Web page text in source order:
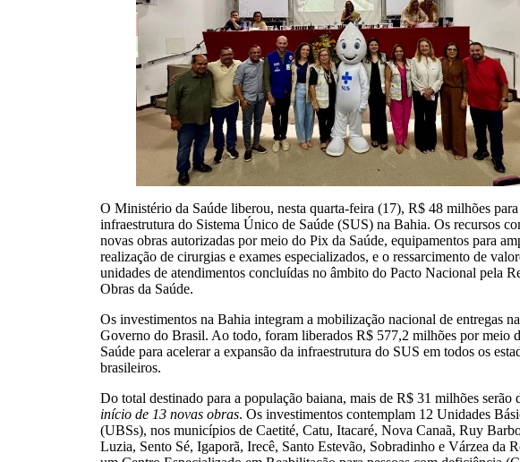
O Ministério da Saúde liberou, nesta quarta-feira (17), R$ 48 milhões
infraestrutura do Sistema Único de Saúde (SUS) na Bahia. Os recursos
novas obras autorizadas por meio do Pix da Saúde, equipamentos para
realização de cirurgias e exames especializados, e o ressarcimento de
unidades de atendimentos concluídas no âmbito do Pacto Nacional pela
Obras da Saúde.
Os investimentos na Bahia integram a mobilização nacional de entregas
Governo do Brasil. Ao todo, foram liberados R$ 577,2 milhões por meio
Saúde para acelerar a expansão da infraestrutura do SUS em todos os
brasileiros.
Do total destinado para a população baiana, mais de R$ 31 milhões serão
início de 13 novas obras. Os investimentos contemplam 12 Unidades
(UBSs), nos municípios de Caetité, Catu, Itacaré, Nova Canaã, Ruy
Luzia, Sento Sé, Igaporã, Irecê, Santo Estevão, Sobradinho e Várzea da